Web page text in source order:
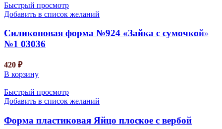
Быстрый просмотр
Добавить в список желаний
Силиконовая форма №924 «Зайка с сумочкой»
№1 03036
420 ₽
В корзину
Быстрый просмотр
Добавить в список желаний
Форма пластиковая Яйцо плоское с вербой